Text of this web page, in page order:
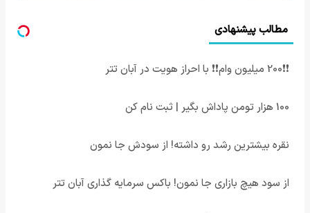
مطالب پیشنهادی
❗❗200 میلیون وام❗❗ با احراز هویت در آبان تتر
100 هزار تومن پاداش بگیر | ثبت نام کن
نقره بیشترین رشد رو داشته! از سودش جا نمون
از سود هیچ بازاری جا نمون! باکس سرمایه گذاری آبان تتر